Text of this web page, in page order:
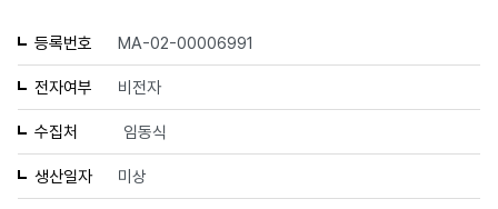
등록번호 MA-02-00006991
전자여부 비전자
수집처 임동식
생산일자 미상